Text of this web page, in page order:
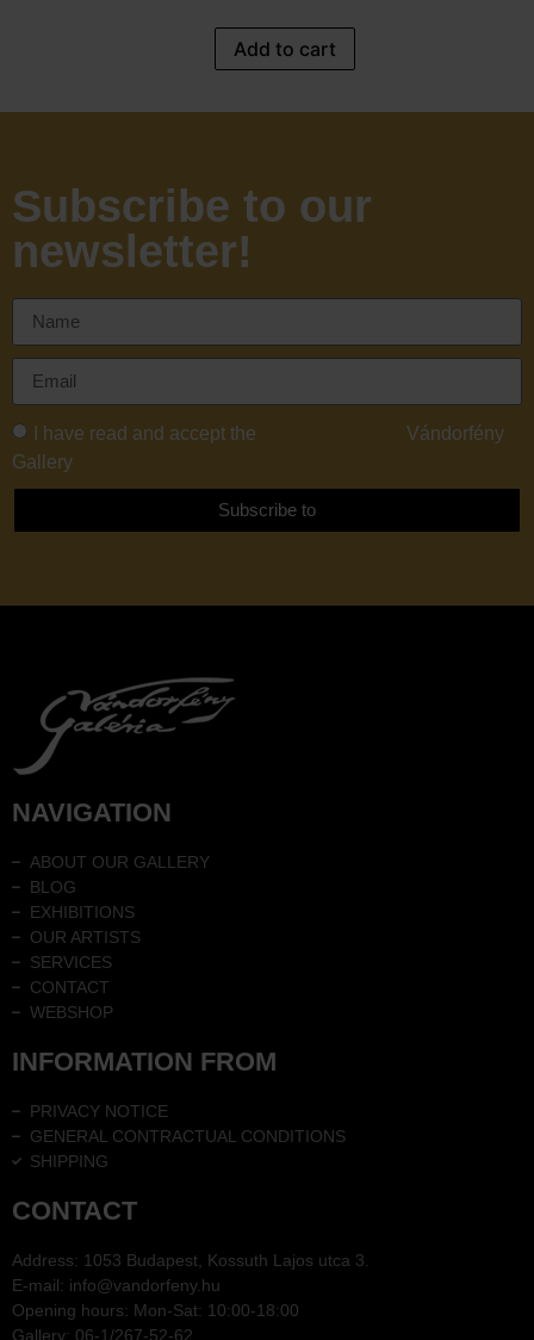
Add to cart
Subscribe to our
newsletter!
I have read and accept the
Vándorfény
Gallery
Subscribe to
NAVIGATION
ABOUT OUR GALLERY
BLOG
EXHIBITIONS
OUR ARTISTS
SERVICES
CONTACT
WEBSHOP
INFORMATION FROM
PRIVACY NOTICE
GENERAL CONTRACTUAL CONDITIONS
SHIPPING
CONTACT
Address: 1053 Budapest, Kossuth Lajos utca 3.
E-mail: info@vandorfeny.hu
Opening hours: Mon-Sat: 10:00-18:00
Gallery: 06-1/267-52-62